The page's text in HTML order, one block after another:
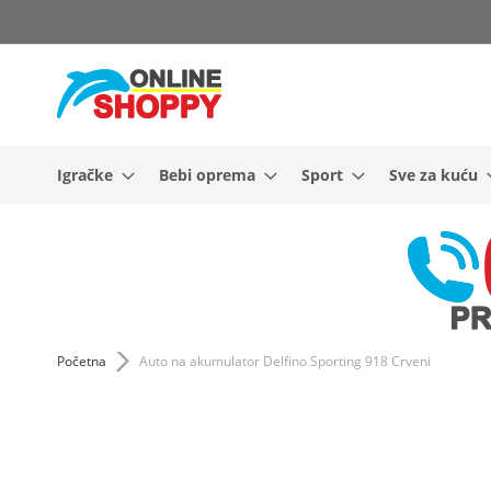
to
Content
Igračke Bebi oprema Sport Sve za kuću
Početna Auto na akumulator Delfino Sporting 918 Crveni